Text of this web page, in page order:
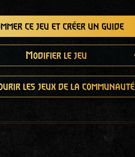
ce jeu et créer un guide
Modifier le jeu
les jeux de la communauté